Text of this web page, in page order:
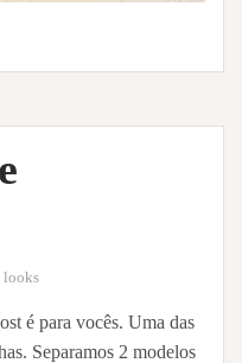
looks
é para vocês. Uma das
Separamos 2 modelos